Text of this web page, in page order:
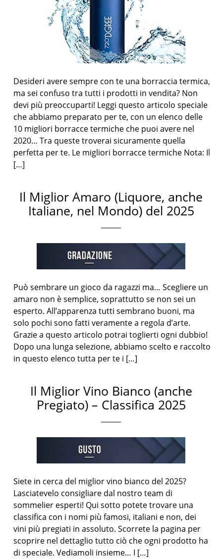
Desideri avere sempre con te una borraccia termica,
ma sei confuso tra tutti i prodotti in vendita? Non
devi più preoccuparti! Leggi questo articolo speciale
che abbiamo preparato per te, con un elenco delle
10 migliori borracce termiche che puoi avere nel
2020… Tra queste troverai sicuramente quella
perfetta per te. Le migliori borracce termiche Nota: Il
[…]
Il Miglior Amaro (Liquore, anche
Italiane, nel Mondo) del 2025
Può sembrare un gioco da ragazzi ma… Scegliere un
amaro non è semplice, soprattutto se non sei un
esperto. All’apparenza tutti sembrano buoni, ma
solo pochi sono fatti veramente a regola d’arte.
Grazie a questo articolo potrai toglierti ogni dubbio!
Dopo una lunga selezione, abbiamo scelto e raccolto
in questo elenco tutta per te i […]
Il Miglior Vino Bianco (anche
Pregiato) – Classifica 2025
Siete in cerca del miglior vino bianco del 2025?
Lasciatevelo consigliare dal nostro team di
sommelier esperti! Qui sotto potete trovare una
classifica con i nomi più famosi, italiani e non, dei
vini più pregiati in assoluto. Scorrete la pagina per
scoprire nel dettaglio tutto ciò che ogni prodotto ha
di speciale. Vediamoli insieme… I […]